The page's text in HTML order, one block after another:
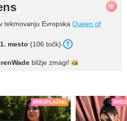
tekmovanju Evropska Queen of
mesto (106 točk).
bližje zmagi!
BREZPLAČNO